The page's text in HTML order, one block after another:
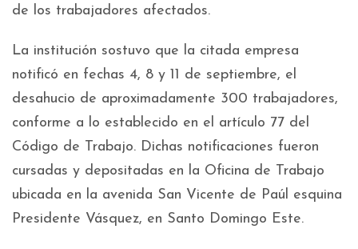
de los trabajadores afectados.
La institución sostuvo que la citada empresa
notificó en fechas 4, 8 y 11 de septiembre, el
desahucio de aproximadamente 300 trabajadores,
conforme a lo establecido en el artículo 77 del
Código de Trabajo. Dichas notificaciones fueron
cursadas y depositadas en la Oficina de Trabajo
ubicada en la avenida San Vicente de Paúl esquina
Presidente Vásquez, en Santo Domingo Este.